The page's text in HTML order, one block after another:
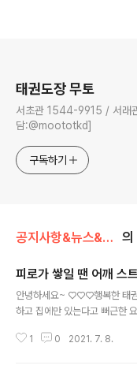
태권도장 무토
서초관 1544-9915 /
담:@moototkd]
구독하기
공지사항&뉴스&행사/기타 의
피로가 쌓일 땐 어깨 스
안녕하세요~ ♡♡♡행복한 태
하고 집에만 있는다고 뻐근한
다!! 무리하지 않는 선에서 추
1 0 2021. 7. 8.